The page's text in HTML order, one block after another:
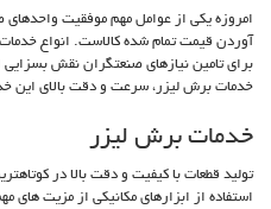
امروزه یکی از عوامل مهم موفقیت واحدهای
آوردن قیمت تمام شده کالاست. انواع
برای تامین نیازهای صنعتگران نقش بسزایی
خدمات برش لیزر، سرعت و دقت بالای این
خدمات برش لیزر
تولید قطعات با کیفیت و دقت بالا در
استفاده از ابزارهای مکانیکی از مزیت های